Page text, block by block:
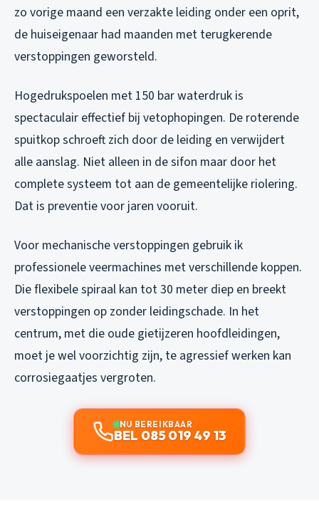
zo vorige maand een verzakte leiding onder een oprit,
de huiseigenaar had maanden met terugkerende
verstoppingen geworsteld.
Hogedrukspoelen met 150 bar waterdruk is
spectaculair effectief bij vetophopingen. De roterende
spuitkop schroeft zich door de leiding en verwijdert
alle aanslag. Niet alleen in de sifon maar door het
complete systeem tot aan de gemeentelijke riolering.
Dat is preventie voor jaren vooruit.
Voor mechanische verstoppingen gebruik ik
professionele veermachines met verschillende koppen.
Die flexibele spiraal kan tot 30 meter diep en breekt
verstoppingen op zonder leidingschade. In het
centrum, met die oude gietijzeren hoofdleidingen,
moet je wel voorzichtig zijn, te agressief werken kan
corrosiegaatjes vergroten.
NU BEREIKBAAR
BEL 085 019 49 13